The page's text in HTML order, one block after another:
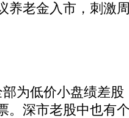
养老金入市，刺激
低价小盘绩差股
。深市老股中也有